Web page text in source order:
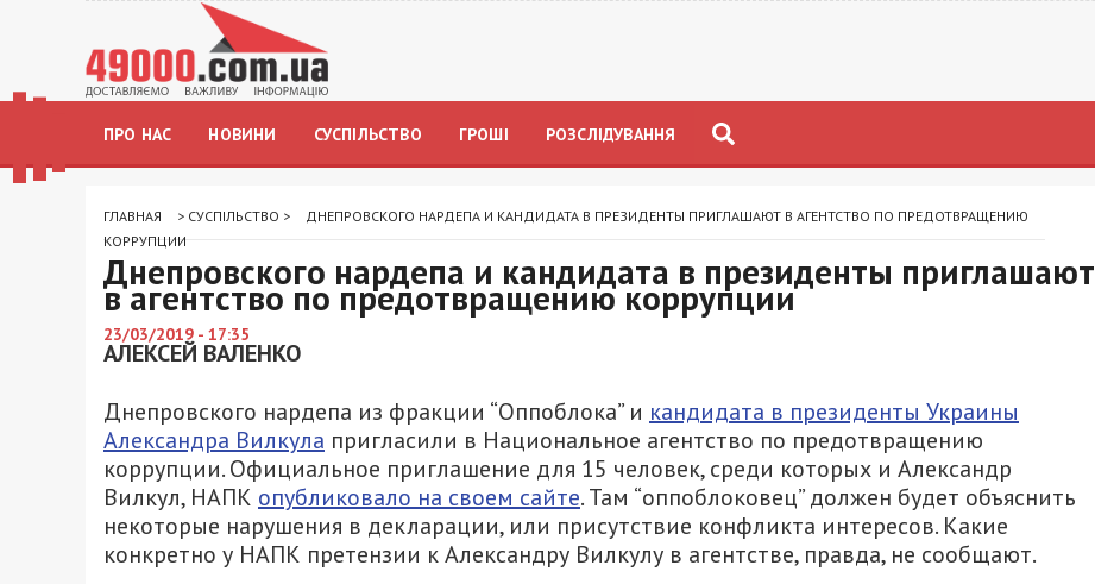
ПРО НАС НОВИНИ СУСПІЛЬСТВО ГРОШІ РОЗСЛІДУВАННЯ
ГЛАВНАЯ > СУСПІЛЬСТВО >
ДНЕПРОВСКОГО НАРДЕПА И КАНДИДАТА В ПРЕЗИДЕНТЫ ПРИГЛАШАЮТ В АГЕНТСТВО ПО ПРЕДОТВРАЩЕНИЮ
КОРРУПЦИИ
Днепровского нардепа и кандидата в президенты приглашают
в агентство по предотвращению коррупции
23/03/2019 - 17:35
АЛЕКСЕЙ ВАЛЕНКО
Днепровского нардепа из фракции “Оппоблока” и кандидата в президенты Украины
Александра Вилкула пригласили в Национальное агентство по предотвращению
коррупции. Официальное приглашение для 15 человек, среди которых и Александр
Вилкул, НАПК опубликовало на своем сайте. Там “оппоблоковец” должен будет объяснить
некоторые нарушения в декларации, или присутствие конфликта интересов. Какие
конкретно у НАПК претензии к Александру Вилкулу в агентстве, правда, не сообщают.